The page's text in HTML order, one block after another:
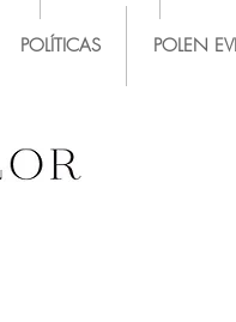
POLÍTICAS POLEN